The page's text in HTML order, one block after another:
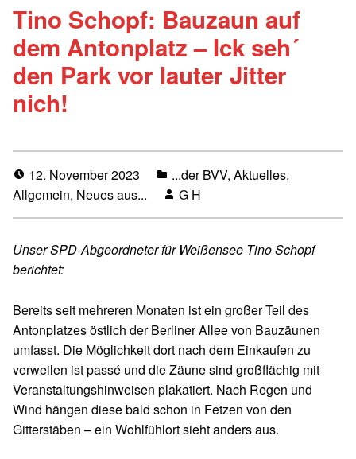
Tino Schopf: Bauzaun auf
dem Antonplatz – Ick seh´
den Park vor lauter Jitter
nich!
12. November 2023 ...der BVV, Aktuelles,
Allgemein, Neues aus... G H
Unser SPD-Abgeordneter für Weißensee Tino Schopf
berichtet:
Bereits seit mehreren Monaten ist ein großer Teil des
Antonplatzes östlich der Berliner Allee von Bauzäunen
umfasst. Die Möglichkeit dort nach dem Einkaufen zu
verweilen ist passé und die Zäune sind großflächig mit
Veranstaltungshinweisen plakatiert. Nach Regen und
Wind hängen diese bald schon in Fetzen von den
Gitterstäben – ein Wohlfühlort sieht anders aus.